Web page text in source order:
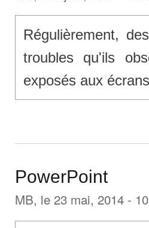
Régulièrement,
troubles qu'ils
exposés aux
PowerPoint
MB, le 23 mai, 2014 -